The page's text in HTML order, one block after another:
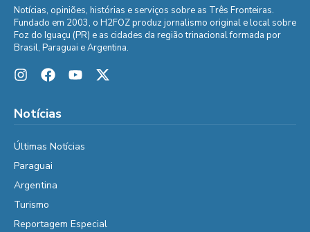
Notícias, opiniões, histórias e serviços sobre as Três Fronteiras.
Fundado em 2003, o H2FOZ produz jornalismo original e local sobre
Foz do Iguaçu (PR) e as cidades da região trinacional formada por
Brasil, Paraguai e Argentina.
Notícias
Últimas Notícias
Paraguai
Argentina
Turismo
Reportagem Especial